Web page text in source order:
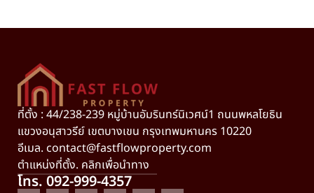
ที่ตั้ง : 44/238-239 หมู่บ้านอัมรินทร์นิเวศน์1 ถนนพหลโยธิน
แขวงอนุสาวรีย์ เขตบางเขน กรุงเทพมหานคร 10220
อีเมล. contact@fastflowproperty.com
ตำแหน่งที่ตั้ง. คลิกเพื่อนำทาง
โทร. 092-999-4357